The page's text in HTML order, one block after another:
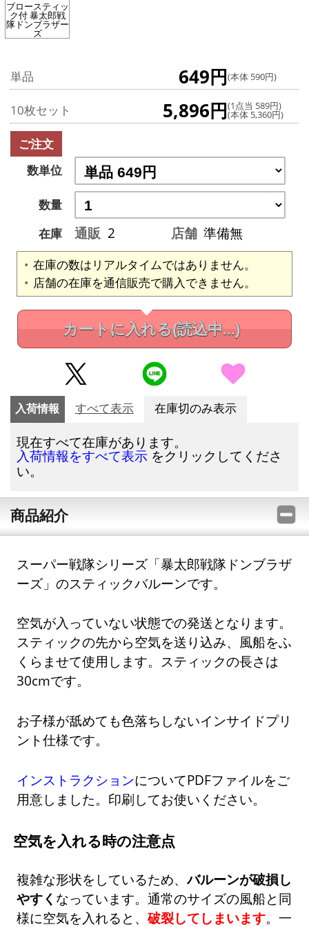
ブロースティッ
ク付 暴太郎戦
隊ドンブラザー
ズ
単品 649円(本体 590円)
10枚セット 5,896円(1点当 589円)
(本体 5,360円)
ご注文
数単位
数量
在庫
通販 2 店舗 準備無
在庫の数はリアルタイムではありません。
店舗の在庫を通信販売で購入できません。
カートに入れる(読込中...)
入荷情報 すべて表示 在庫切のみ表示
現在すべて在庫があります。
入荷情報をすべて表示 をクリックしてくださ
い。
商品紹介
スーパー戦隊シリーズ「暴太郎戦隊ドンブラザ
ーズ」のスティックバルーンです。
空気が入っていない状態での発送となります。
スティックの先から空気を送り込み、風船をふ
くらませて使用します。スティックの長さは
30cmです。
お子様が舐めても色落ちしないインサイドプリ
ント仕様です。
インストラクションについてPDFファイルをご
用意しました。印刷してお使いください。
空気を入れる時の注意点
複雑な形状をしているため、バルーンが破損し
やすく なっています。通常のサイズの風船と同
様に空気を入れると、破裂してしまいます。一